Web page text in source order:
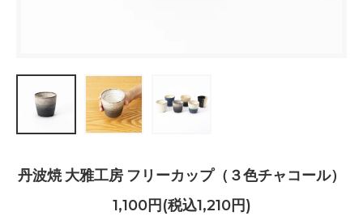
丹波焼 大雅工房 フリーカップ（３色チャコール）
1,100円(税込1,210円)